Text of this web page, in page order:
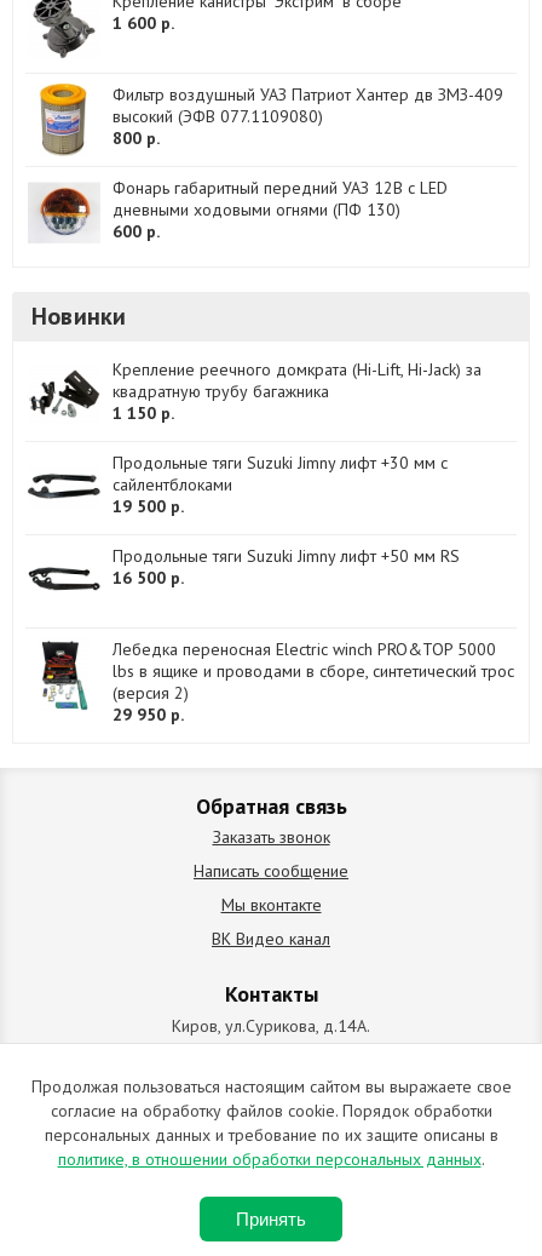
1 600 р.
Фильтр воздушный УАЗ Патриот Хантер дв ЗМЗ-409
высокий (ЭФВ 077.1109080)
800 р.
Фонарь габаритный передний УАЗ 12B c LED
дневными ходовыми огнями (ПФ 130)
600 р.
Новинки
Крепление реечного домкрата (Hi-Lift, Hi-Jack) за
квадратную трубу багажника
1 150 р.
Продольные тяги Suzuki Jimny лифт +30 мм с
сайлентблоками
19 500 р.
Продольные тяги Suzuki Jimny лифт +50 мм RS
16 500 р.
Лебедка переносная Electric winch PRO&TOP 5000
lbs в ящике и проводами в сборе, синтетический трос
(версия 2)
29 950 р.
Обратная связь
Заказать звонок
Написать сообщение
Мы вконтакте
ВК Видео канал
Контакты
Киров, ул.Сурикова, д.14А.
схема проезда
+7 (912) 827-92-55
ИП Позолотин Евгений Валерьевич
ИНН 434537218055 / ОГРН ИП 309434505600123 от 25.02.2009
2009-2026 © Все права защищены. Копирование материалов
запрещено. Отправляя любую форму на сайте, вы соглашаетесь с
Продолжая пользоваться настоящим сайтом вы выражаете свое
согласие на обработку файлов cookie. Порядок обработки
персональных данных и требование по их защите описаны в
политике, в отношении обработки персональных данных.
Принять